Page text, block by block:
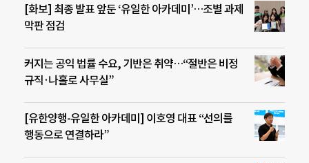
[화보] 최종 발표 앞둔 ‘유일한 아카데미’…조별 과제
막판 점검
커지는 공익 법률 수요, 기반은 취약…“절반은 비정
규직·나홀로 사무실”
[유한양행-유일한 아카데미] 이호영 대표 “선의를
행동으로 연결하라”